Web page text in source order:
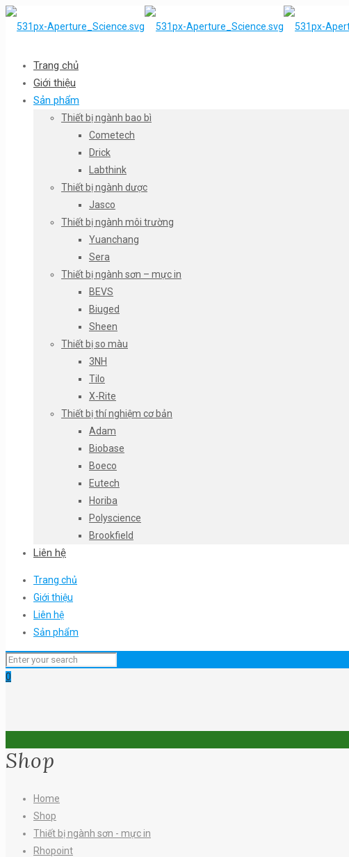
Trang chủ
Giới thiệu
Sản phẩm
Thiết bị ngành bao bì
Cometech
Drick
Labthink
Thiết bị ngành dược
Jasco
Thiết bị ngành môi trường
Yuanchang
Sera
Thiết bị ngành sơn – mực in
BEVS
Biuged
Sheen
Thiết bị so màu
3NH
Tilo
X-Rite
Thiết bị thí nghiệm cơ bản
Adam
Biobase
Boeco
Eutech
Horiba
Polyscience
Brookfield
Liên hệ
Trang chủ
Giới thiệu
Liên hệ
Sản phẩm
0
Shop
Home
Shop
Thiết bị ngành sơn - mực in
Rhopoint